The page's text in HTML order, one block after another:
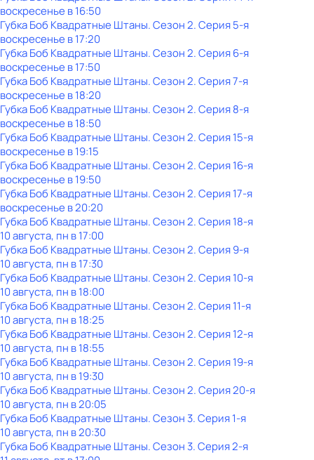
воскресенье в16:50
Губка Боб Квадратные Штаны. Сезон 2. Серия 5-я
воскресенье в17:20
Губка Боб Квадратные Штаны. Сезон 2. Серия 6-я
воскресенье в17:50
Губка Боб Квадратные Штаны. Сезон 2. Серия 7-я
воскресенье в18:20
Губка Боб Квадратные Штаны. Сезон 2. Серия 8-я
воскресенье в18:50
Губка Боб Квадратные Штаны. Сезон 2. Серия 15-я
воскресенье в19:15
Губка Боб Квадратные Штаны. Сезон 2. Серия 16-я
воскресенье в19:50
Губка Боб Квадратные Штаны. Сезон 2. Серия 17-я
воскресенье в20:20
Губка Боб Квадратные Штаны. Сезон 2. Серия 18-я
10 августа, пн в 17:00
Губка Боб Квадратные Штаны. Сезон 2. Серия 9-я
10 августа, пн в 17:30
Губка Боб Квадратные Штаны. Сезон 2. Серия 10-я
10 августа, пн в 18:00
Губка Боб Квадратные Штаны. Сезон 2. Серия 11-я
10 августа, пн в 18:25
Губка Боб Квадратные Штаны. Сезон 2. Серия 12-я
10 августа, пн в 18:55
Губка Боб Квадратные Штаны. Сезон 2. Серия 19-я
10 августа, пн в 19:30
Губка Боб Квадратные Штаны. Сезон 2. Серия 20-я
10 августа, пн в 20:05
Губка Боб Квадратные Штаны. Сезон 3. Серия 1-я
10 августа, пн в 20:30
Губка Боб Квадратные Штаны. Сезон 3. Серия 2-я